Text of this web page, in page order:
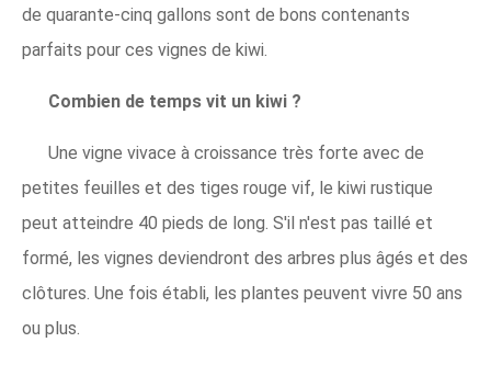
de quarante-cinq gallons sont de bons contenants
parfaits pour ces vignes de kiwi.
Combien de temps vit un kiwi ?
Une vigne vivace à croissance très forte avec de
petites feuilles et des tiges rouge vif, le kiwi rustique
peut atteindre 40 pieds de long. S'il n'est pas taillé et
formé, les vignes deviendront des arbres plus âgés et des
clôtures. Une fois établi, les plantes peuvent vivre 50 ans
ou plus.